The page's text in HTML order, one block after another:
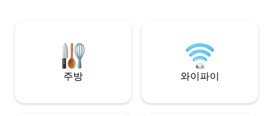
reinem Suonenquellwasser, aktiviere
deine Lebensgeister im Outdoor-Fitness
unter Bäumen und finde tiefe
Tub.
nuits parfois
indépendante de
주방 와이파이